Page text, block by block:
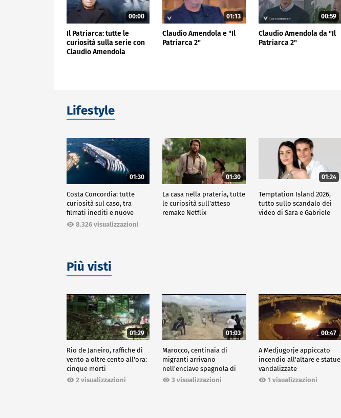
00:00
Il Patriarca: tutte le
curiosità sulla serie con
Claudio Amendola
01:13
Claudio Amendola e "Il
Patriarca 2"
00:59
Claudio Amendola da "Il
Patriarca 2"
Lifestyle
01:30
Costa Concordia: tutte
curiosità sul caso, tra
filmati inediti e nuove
ricostruzioni
8.326 visualizzazioni
01:30
La casa nella prateria, tutte
le curiosità sull'atteso
remake Netflix
01:24
Temptation Island 2026,
tutto sullo scandalo dei
video di Sara e Gabriele
Più visti
01:29
Rio de Janeiro, raffiche di
vento a oltre cento all'ora:
cinque morti
2 visualizzazioni
01:03
Marocco, centinaia di
migranti arrivano
nell'enclave spagnola di
Ceuta3 visualizzazioni
00:47
A Medjugorje appiccato
incendio all'altare e statue
vandalizzate
1 visualizzazioni